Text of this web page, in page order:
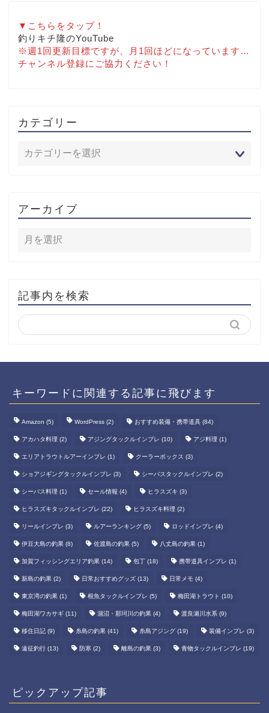
▼こちらをタップ！
釣りキチ隆のYouTube
※週1回更新目標ですが、月1回ほどになっています…
チャンネル登録にご協力ください！
カテゴリー
アーカイブ
記事内を検索
キーワードに関連する記事に飛びます
Amazon (5) WordPress (2) おすすめ装備・携帯道具 (84)
アカハタ料理 (2) アジングタックルインプレ (10) アジ料理 (1)
エリアトラウトルアーインプレ (1) クーラーボックス (3)
ショアジギングタックルインプレ (3) シーバスタックルインプレ (2)
シーバス料理 (1) セール情報 (4) ヒラスズキ (3)
ヒラスズキタックルインプレ (22) ヒラスズキ料理 (2)
リールインプレ (3) ルアーランキング (5) ロッドインプレ (4)
伊豆大島の釣果 (8) 佐渡島の釣果 (5) 八丈島の釣果 (1)
加賀フィッシングエリア釣果 (14) 包丁 (18) 携帯道具インプレ (1)
新島の釣果 (2) 日常おすすめグッズ (13) 日常メモ (4)
東京湾の釣果 (1) 根魚タックルインプレ (5) 梅田湖トラウト (10)
梅田湖ワカサギ (11) 涸沼・那珂川の釣果 (4) 渡良瀬川水系 (9)
移住日記 (9) 糸島の釣果 (41) 糸島アジング (19) 装備インプレ (3)
遠征釣行 (13) 防寒 (2) 離島の釣果 (3) 青物タックルインプレ (19)
ピックアップ記事